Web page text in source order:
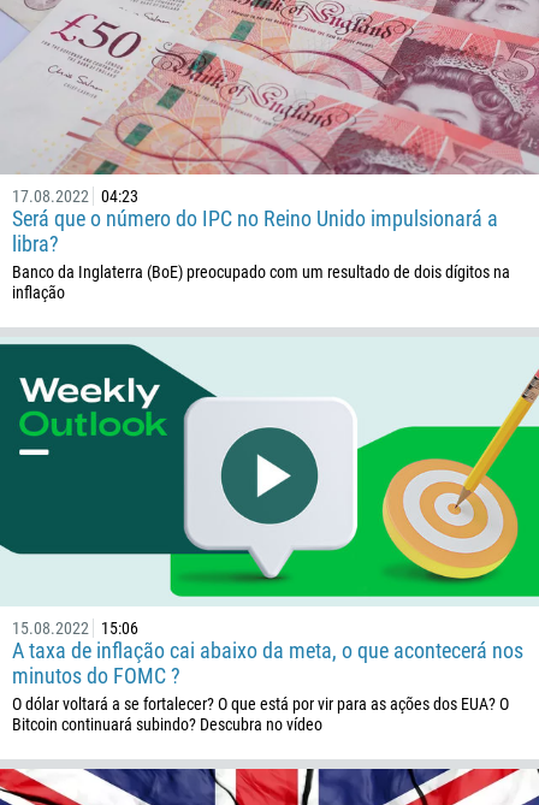
17.08.2022 04:23
Será que o número do IPC no Reino Unido impulsionará a
libra?
Banco da Inglaterra (BoE) preocupado com um resultado de dois dígitos na
inflação
15.08.2022 15:06
A taxa de inflação cai abaixo da meta, o que acontecerá nos
minutos do FOMC ?
O dólar voltará a se fortalecer? O que está por vir para as ações dos EUA? O
Bitcoin continuará subindo? Descubra no vídeo